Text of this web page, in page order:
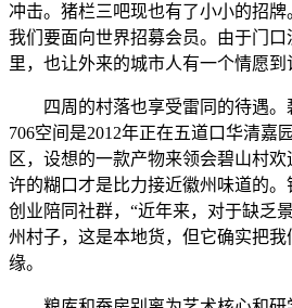
冲击。猪栏三吧现也有了小小的招牌
我们要面向世界招募会员。由于门
里，也让外来的城市人有一个情愿到
四周的村落也享受雷同的待遇。
706空间是2012年正在五道口华清嘉
区，设想的一款产物来领会碧山村
许的糊口才是比力接近徽州味道的
创业陪同社群，“近年来，对于缺乏
州村子，这是本地货，但它确实把
缘。